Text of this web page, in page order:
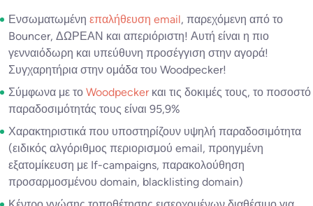
Ενσωματωμένη επαλήθευση email, παρεχόμενη από το
Bouncer, ΔΩΡΕΑΝ και απεριόριστη! Αυτή είναι η πιο
γενναιόδωρη και υπεύθυνη προσέγγιση στην αγορά!
Συγχαρητήρια στην ομάδα του Woodpecker!
Σύμφωνα με το Woodpeckerκαι τις δοκιμές τους, το ποσοστό
παραδοσιμότητάς τους είναι 95,9%
Χαρακτηριστικά που υποστηρίζουν υψηλή παραδοσιμότητα
(ειδικός αλγόριθμος περιορισμού email, προηγμένη
εξατομίκευση με If-campaigns, παρακολούθηση
προσαρμοσμένου domain, blacklisting domain)